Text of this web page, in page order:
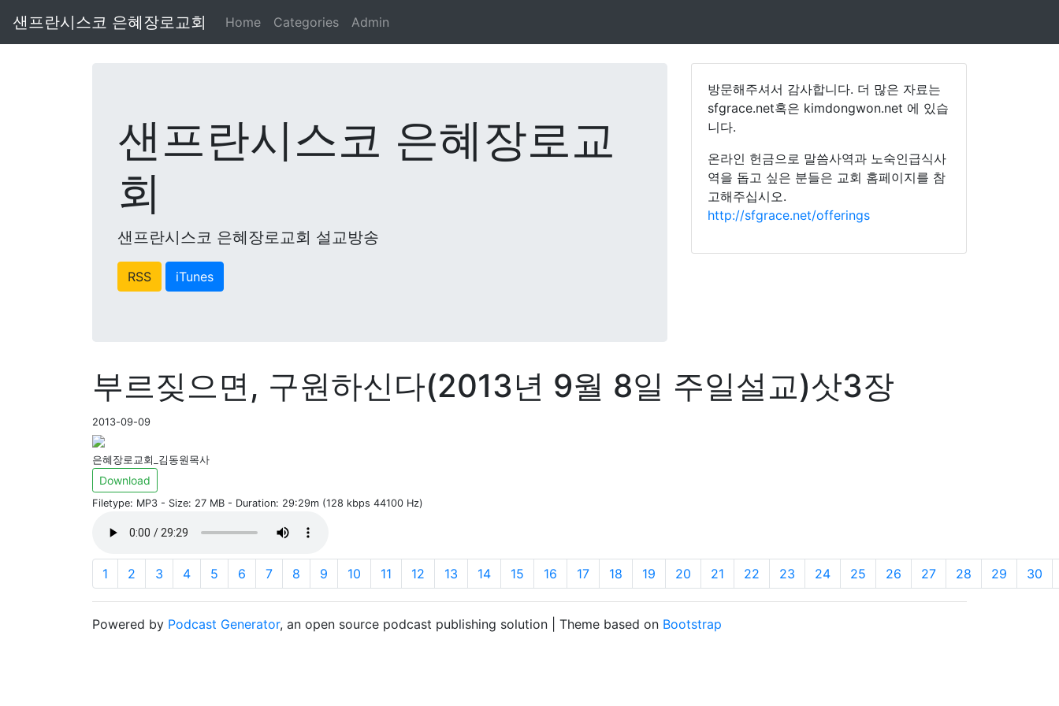
샌프란시스코 은혜장로교회 Home Categories Admin
샌프란시스코 은혜장로교
회
샌프란시스코 은혜장로교회 설교방송
RSS iTunes
방문해주셔서 감사합니다. 더 많은 자료는
sfgrace.net혹은 kimdongwon.net 에 있습
니다.
온라인 헌금으로 말씀사역과 노숙인급식사
역을 돕고 싶은 분들은 교회 홈페이지를 참
고해주십시오.
http://sfgrace.net/offerings
부르짖으면, 구원하신다(2013년 9월 8일 주일설교)삿3장
2013-09-09
은혜장로교회_김동원목사
Download
Filetype: MP3 - Size: 27 MB - Duration: 29:29m (128 kbps 44100 Hz)
1 2 3 4 5 6 7 8 9 10 11 12 13 14 15 16 17 18 19 20 21 22 23 24 25 26 27 28 29 30
Powered by Podcast Generator, an open source podcast publishing solution | Theme based on Bootstrap